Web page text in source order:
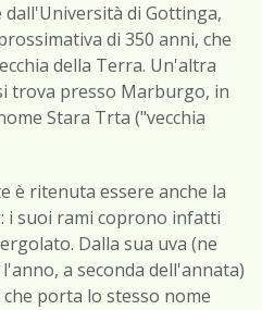
dall'Università di Gottinga,
di 350 anni, che
della Terra. Un'altra
trova presso Marburgo, in
Stara Trta ("vecchia
è ritenuta essere anche la
i suoi rami coprono infatti
Dalla sua uva (ne
a seconda dell'annata)
porta lo stesso nome